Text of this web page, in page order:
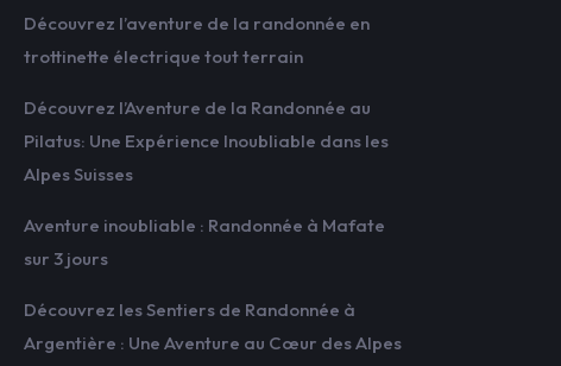
Découvrez l’aventure de la randonnée en
trottinette électrique tout terrain
Découvrez l’Aventure de la Randonnée au
Pilatus: Une Expérience Inoubliable dans les
Alpes Suisses
Aventure inoubliable : Randonnée à Mafate
sur 3 jours
Découvrez les Sentiers de Randonnée à
Argentière : Une Aventure au Cœur des Alpes